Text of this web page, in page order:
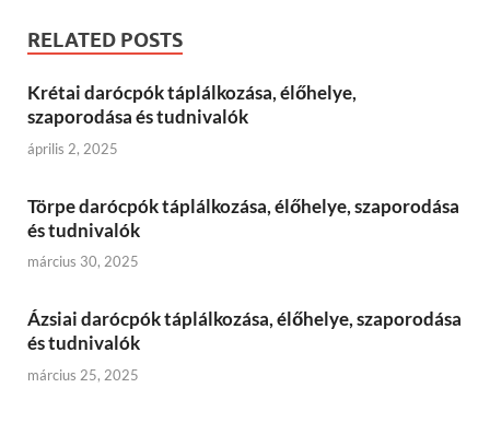
RELATED POSTS
Krétai darócpók táplálkozása, élőhelye,
szaporodása és tudnivalók
április 2, 2025
Törpe darócpók táplálkozása, élőhelye, szaporodása
és tudnivalók
március 30, 2025
Ázsiai darócpók táplálkozása, élőhelye, szaporodása
és tudnivalók
március 25, 2025